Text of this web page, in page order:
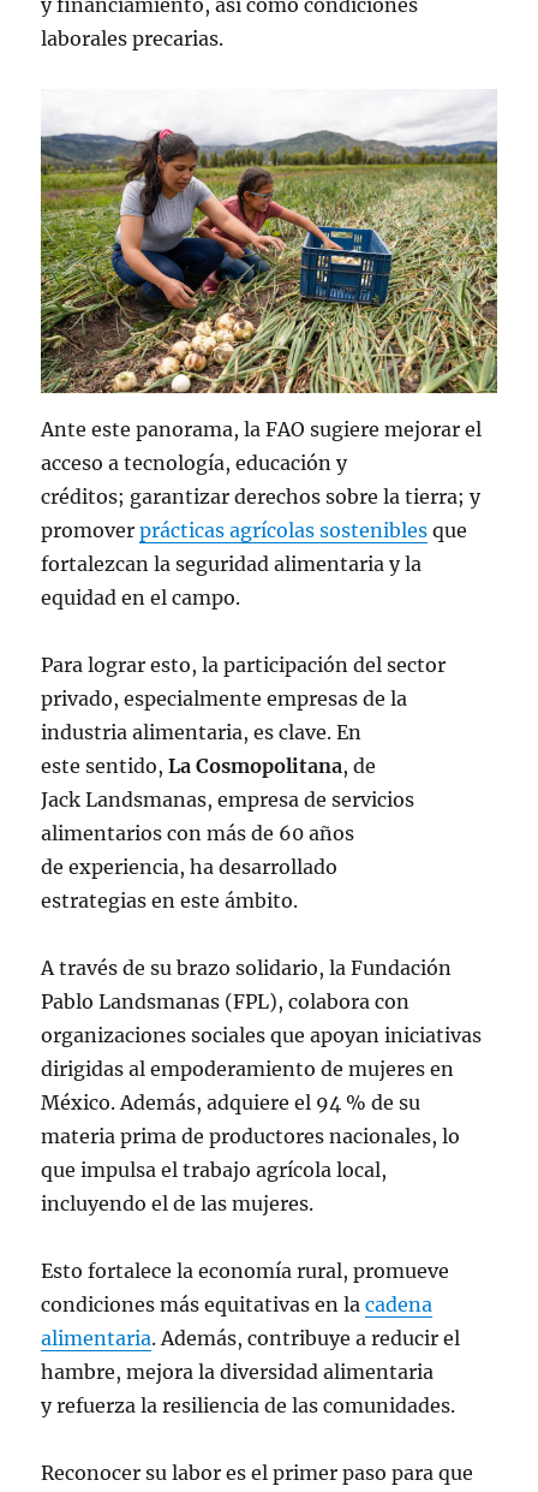
y financiamiento, así como condiciones
laborales precarias.
Ante este panorama, la FAO sugiere mejorar el
acceso a tecnología, educación y
créditos; garantizar derechos sobre la tierra; y
promoverprácticas agrícolas sostenibles que
fortalezcan la seguridad alimentaria y la
equidad en el campo.
Para lograr esto, la participación del sector
privado, especialmente empresas de la
industria alimentaria, es clave. En
este sentido,La Cosmopolitana, de
Jack Landsmanas, empresa de servicios
alimentarios con más de 60 años
de experiencia, ha desarrollado
estrategias en este ámbito.
A través de su brazo solidario, la Fundación
Pablo Landsmanas (FPL), colabora con
organizaciones sociales que apoyan iniciativas
dirigidas al empoderamiento de mujeres en
México. Además, adquiere el 94 % de su
materia prima de productores nacionales, lo
que impulsa el trabajo agrícola local,
incluyendo el de las mujeres.
Esto fortalece la economía rural, promueve
condiciones más equitativas en lacadena
alimentaria. Además, contribuye a reducir el
hambre, mejora la diversidad alimentaria
y refuerza la resiliencia de las comunidades.
Reconocer su labor es el primer paso para que